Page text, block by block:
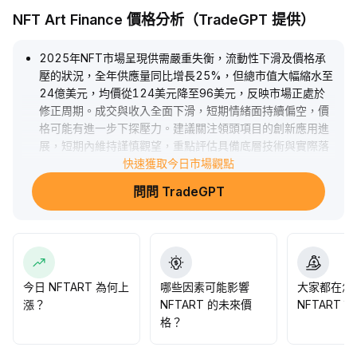
NFT Art Finance 價格分析（TradeGPT 提供）
2025年NFT市場呈現供需嚴重失衡，流動性下滑及價格承
壓的狀況，全年供應量同比增長25%，但總市值大幅縮水至
24億美元，均價從124美元降至96美元，反映市場正處於
修正周期。成交與收入全面下滑，短期情緒面持續偏空，價
格可能有進一步下探壓力。建議關注領頭項目的創新應用進
展，短期內維持謹慎觀望，重點評估具備底層技術與實際落
地能力的項目，以把握潛在的結構性逆勢機會。
快速獲取今日市場觀點
問問 TradeGPT
今日 NFTART 為何上
漲？
哪些因素可能影響
NFTART 的未來價
格？
大家都在怎
NFTART？